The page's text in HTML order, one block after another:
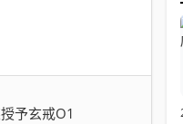
予玄戒O1